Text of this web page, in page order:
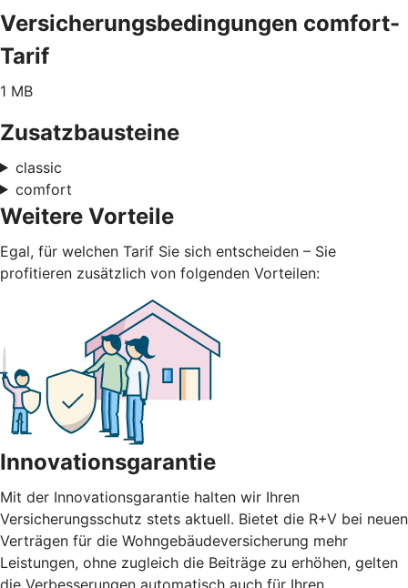
Versicherungsbedingungen comfort-
Tarif
1 MB
Zusatzbausteine
classic
comfort
Weitere Vorteile
Egal, für welchen Tarif Sie sich entscheiden – Sie
profitieren zusätzlich von folgenden Vorteilen:
Innovationsgarantie
Mit der Innovationsgarantie halten wir Ihren
Versicherungsschutz stets aktuell. Bietet die R+V bei neuen
Verträgen für die Wohngebäudeversicherung mehr
Leistungen, ohne zugleich die Beiträge zu erhöhen, gelten
die Verbesserungen automatisch auch für Ihren